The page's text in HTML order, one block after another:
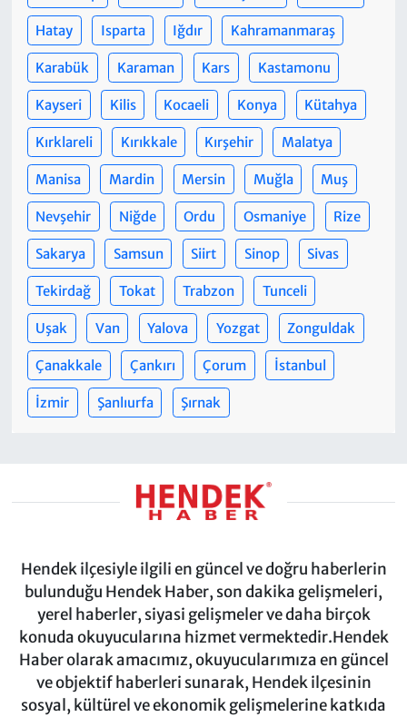
Hatay Isparta Iğdır Kahramanmaraş
Karabük Karaman Kars Kastamonu
Kayseri Kilis Kocaeli Konya Kütahya
Kırklareli Kırıkkale Kırşehir Malatya
Manisa Mardin Mersin Muğla Muş
Nevşehir Niğde Ordu Osmaniye Rize
Sakarya Samsun Siirt Sinop Sivas
Tekirdağ Tokat Trabzon Tunceli
Uşak Van Yalova Yozgat Zonguldak
Çanakkale Çankırı Çorum İstanbul
İzmir Şanlıurfa Şırnak
Hendek ilçesiyle ilgili en güncel ve doğru haberlerin
bulunduğu Hendek Haber, son dakika gelişmeleri,
yerel haberler, siyasi gelişmeler ve daha birçok
konuda okuyucularına hizmet vermektedir.Hendek
Haber olarak amacımız, okuyucularımıza en güncel
ve objektif haberleri sunarak, Hendek ilçesinin
sosyal, kültürel ve ekonomik gelişmelerine katkıda